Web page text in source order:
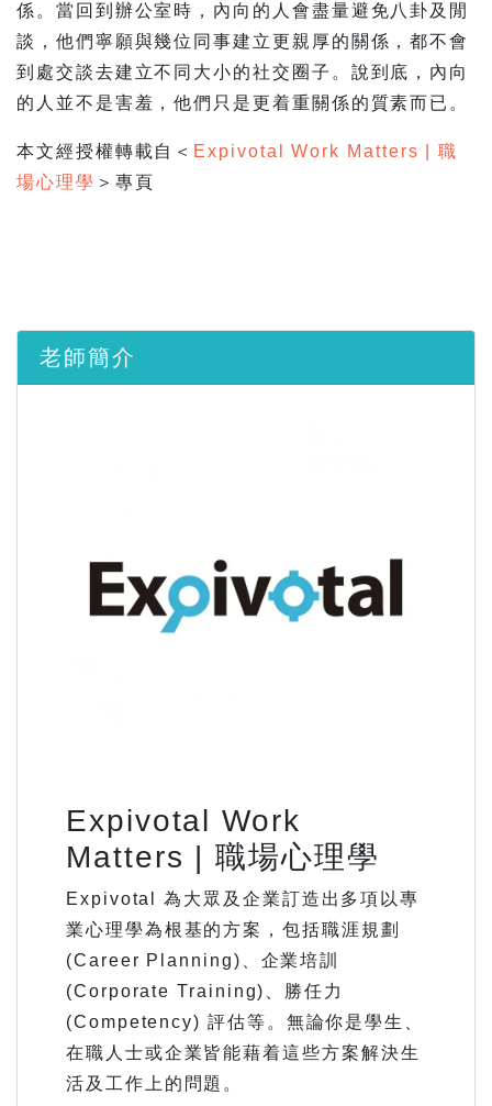
係。當回到辦公室時，內向的人會盡量避免八卦及閒
談，他們寧願與幾位同事建立更親厚的關係，都不會
到處交談去建立不同大小的社交圈子。說到底，內向
的人並不是害羞，他們只是更着重關係的質素而已。
本文經授權轉載自＜ Expivotal Work Matters | 職
場心理學 ＞專頁
老師簡介
Expivotal Work
Matters | 職場心理學
Expivotal 為大眾及企業訂造出多項以專
業心理學為根基的方案，包括職涯規劃
(Career Planning)、企業培訓
(Corporate Training)、勝任力
(Competency) 評估等。無論你是學生、
在職人士或企業皆能藉着這些方案解決生
活及工作上的問題。